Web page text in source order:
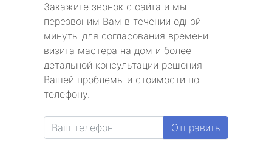
Закажите звонок с сайта и мы
перезвоним Вам в течении одной
минуты для согласования времени
визита мастера на дом и более
детальной консультации решения
Вашей проблемы и стоимости по
телефону.
Отправить